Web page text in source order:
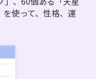
使って、性格、運